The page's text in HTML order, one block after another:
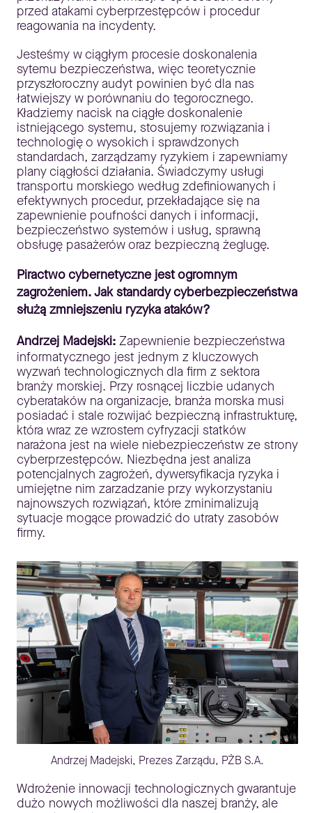
przed atakami cyberprzestępców i procedur
reagowania na incydenty.
Jesteśmy w ciągłym procesie doskonalenia
sytemu bezpieczeństwa, więc teoretycznie
przyszłoroczny audyt powinien być dla nas
łatwiejszy w porównaniu do tegorocznego.
Kładziemy nacisk na ciągłe doskonalenie
istniejącego systemu, stosujemy rozwiązania i
technologię o wysokich i sprawdzonych
standardach, zarządzamy ryzykiem i zapewniamy
plany ciągłości działania. Świadczymy usługi
transportu morskiego według zdefiniowanych i
efektywnych procedur, przekładające się na
zapewnienie poufności danych i informacji,
bezpieczeństwo systemów i usług, sprawną
obsługę pasażerów oraz bezpieczną żeglugę.
Piractwo cybernetyczne jest ogromnym
zagrożeniem. Jak standardy cyberbezpieczeństwa
służą zmniejszeniu ryzyka ataków?
Andrzej Madejski: Zapewnienie bezpieczeństwa
informatycznego jest jednym z kluczowych
wyzwań technologicznych dla firm z sektora
branży morskiej. Przy rosnącej liczbie udanych
cyberataków na organizacje, branża morska musi
posiadać i stale rozwijać bezpieczną infrastrukturę,
która wraz ze wzrostem cyfryzacji statków
narażona jest na wiele niebezpieczeństw ze strony
cyberprzestępców. Niezbędna jest analiza
potencjalnych zagrożeń, dywersyfikacja ryzyka i
umiejętne nim zarzadzanie przy wykorzystaniu
najnowszych rozwiązań, które zminimalizują
sytuacje mogące prowadzić do utraty zasobów
firmy.
Andrzej Madejski, Prezes Zarządu, PŻB S.A.
Wdrożenie innowacji technologicznych gwarantuje
dużo nowych możliwości dla naszej branży, ale